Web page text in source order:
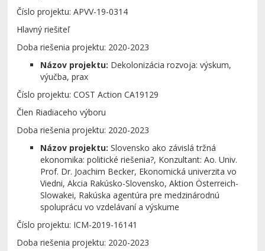
Číslo projektu: APVV-19-0314
Hlavný riešiteľ
Doba riešenia projektu: 2020-2023
Názov projektu: Dekolonizácia rozvoja: výskum,
výučba, prax
Číslo projektu: COST Action CA19129
Člen Riadiaceho výboru
Doba riešenia projektu: 2020-2023
Názov projektu:Slovensko ako závislá tržná
ekonomika: politické riešenia?, Konzultant: Ao. Univ.
Prof. Dr. Joachim Becker, Ekonomická univerzita vo
Viedni, Akcia Rakúsko-Slovensko, Aktion Österreich-
Slowakei, Rakúska agentúra pre medzinárodnú
spoluprácu vo vzdelávaní a výskume
Číslo projektu: ICM-2019-16141
Doba riešenia projektu: 2020-2023